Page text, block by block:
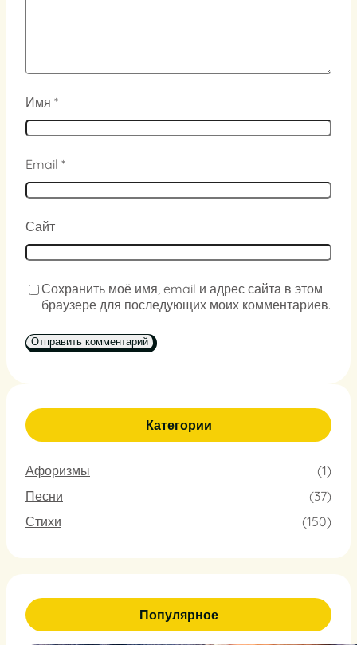
Имя *
Email *
Сайт
Сохранить моё имя, email и адрес сайта в этом
браузере для последующих моих комментариев.
Категории
Афоризмы
(1)
Песни
(37)
Стихи
(150)
Популярное